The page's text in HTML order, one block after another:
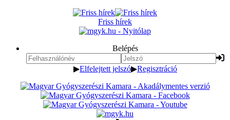
Friss hírek
Belépés
▶Elfelejtett jelszó▶Regisztráció